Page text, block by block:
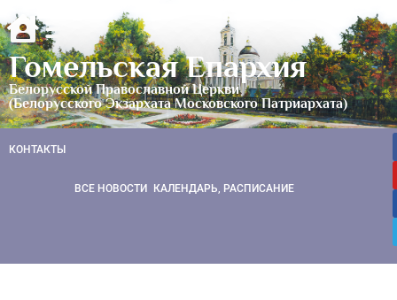
Гомельская Епархия
Белорусской Православной Церкви
(Белорусского Экзархата Московского Патриархата)
КОНТАКТЫ
ВСЕ НОВОСТИ КАЛЕНДАРЬ, РАСПИСАНИЕ